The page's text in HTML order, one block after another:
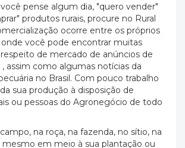
pense algum dia, "quero vender"
produtos rurais, procure no Rural
ocorre entre os próprios
você pode encontrar muitas
de mercado de anúncios de
, assim como algumas notícias da
no Brasil. Com pouco trabalho
sua produção à disposição de
ou pessoas do Agronegócio de todo
na roça, na fazenda, no sítio, na
mesmo em meio à sua plantação ou